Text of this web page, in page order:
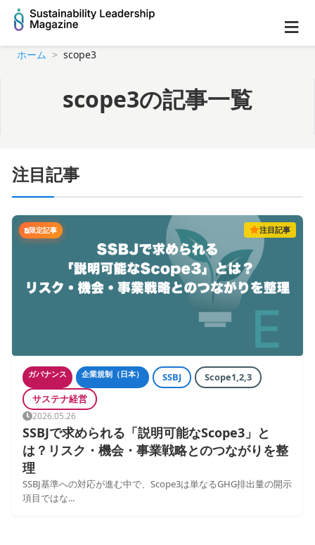
≡
ホーム scope3
scope3の記事一覧
注目記事
注目記事
限定記事
ガバナンス 企業規制（日本） SSBJ
Scope1,2,3
サステナ経営
2026.05.26
SSBJで求められる「説明可能なScope3」と
は？リスク・機会・事業戦略とのつながりを整
理
SSBJ基準への対応が進む中で、Scope3は単なるGHG排出量の開示
項目ではな...